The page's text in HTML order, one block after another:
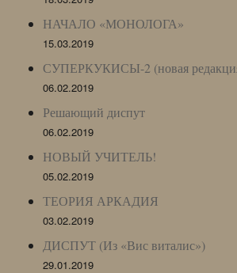
НАЧАЛО «МОНОЛОГА»
15.03.2019
СУПЕРКУКИСЫ-2 (новая
06.02.2019
Решающий диспут
06.02.2019
НОВЫЙ УЧИТЕЛЬ!
05.02.2019
ТЕОРИЯ АРКАДИЯ
03.02.2019
ДИСПУТ (Из «Вис виталис»)
29.01.2019